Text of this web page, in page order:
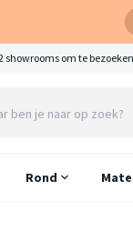
showrooms om te bezoeken
Rond